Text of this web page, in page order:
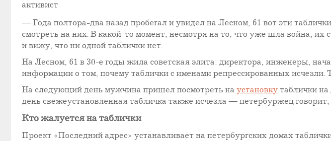
активист
— Года полтора-два назад пробегал и увидел на Лесном, 61 вот эти
смотреть на них. В какой-то момент, несмотря на то, что уже шла война,
и вижу, что ни одной таблички нет.
На Лесном, 61 в 30-е годы жила советская элита: директора, инженеры,
информации о том, почему таблички с именами репрессированных
На следующий день мужчина пришел посмотреть на установку таблички
день свежеустановленная табличка также исчезла — петербуржец говорит,
Кто жалуется на таблички
Проект «Последний адрес» устанавливает на петербургских домах